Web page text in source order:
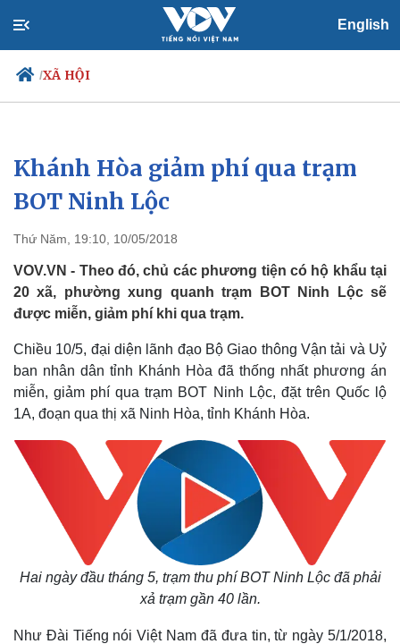
English
/XÃ HỘI
Chính trị
Đảng
Tổ chức nhân sự
Nhận diện sự thật
Xã hội
Việc làm
Biển đảo
Khánh Hòa giảm phí qua trạm
BOT Ninh Lộc
Thứ Năm, 19:10, 10/05/2018
VOV.VN - Theo đó, chủ các phương tiện có hộ khẩu tại
20 xã, phường xung quanh trạm BOT Ninh Lộc sẽ
được miễn, giảm phí khi qua trạm.
Chiều 10/5, đại diện lãnh đạo Bộ Giao thông Vận tải và Uỷ
ban nhân dân tỉnh Khánh Hòa đã thống nhất phương án
miễn, giảm phí qua trạm BOT Ninh Lộc, đặt trên Quốc lộ
1A, đoạn qua thị xã Ninh Hòa, tỉnh Khánh Hòa.
Hai ngày đầu tháng 5, trạm thu phí BOT Ninh Lộc đã phải
xả trạm gần 40 lần.
Như Đài Tiếng nói Việt Nam đã đưa tin, từ ngày 5/1/2018,